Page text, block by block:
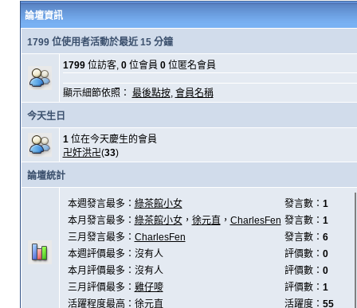
論壇資訊
1799 位使用者活動於最近 15 分鐘
1799位訪客, 0位會員 0位匿名會員
顯示細節依照： 最後點按, 會員名稱
今天生日
1位在今天慶生的會員
卍奸洪卍(33)
論壇統計
本週發言最多： 綠茶館小女 發言數： 1
本月發言最多： 綠茶館小女， 徐元直 ， CharlesFen 發言數： 1
三月發言最多： CharlesFen 發言數： 6
本週評價最多：沒有人
評價數： 0
本月評價最多：沒有人
評價數： 0
三月評價最多： 雞仔嘜 評價數： 1
活躍程度最高： 徐元直 活躍度： 55